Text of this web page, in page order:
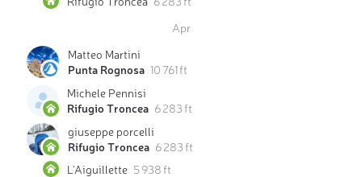
Apr
Matteo Martini
Punta Rognosa 10 761 ft
Michele Pennisi
Rifugio Troncea 6 283 ft
giuseppe porcelli
Rifugio Troncea 6 283 ft
L'Aiguillette 5 938 ft